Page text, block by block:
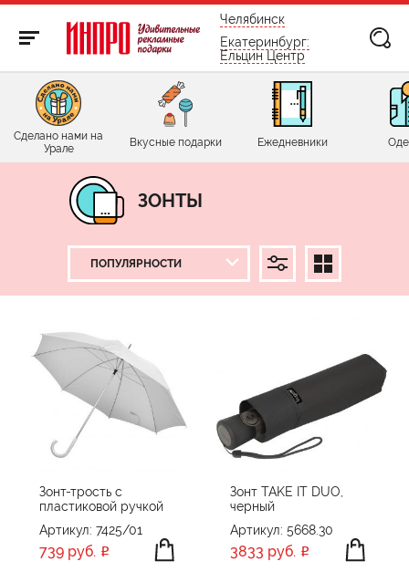
бесплатно по России
Челябинск
Екатеринбург:
Ельцин Центр
Сделано нами на
Урале
Вкусные подарки Ежедневники
ЗОНТЫ
ЦЕНА
ПРОИЗВОДИТЕЛЬ
Avenue
Doppler
Fare
Happy giftsПРИМЕНИТЬ СБРОСИТЬ
Зонт-трость с
пластиковой ручкой
Артикул: 7425/01
739 руб.
Зонт TAKE IT DUO,
черный
Артикул: 5668.30
3833 руб.